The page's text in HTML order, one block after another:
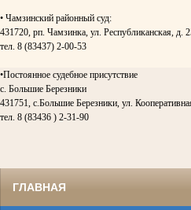
• Чамзинский районный суд:
431720, рп. Чамзинка, ул. Республиканская, д.
тел. 8 (83437) 2-00-53
•Постоянное судебное присутствие
с. Большие Березники
431751, с.Большие Березники, ул.
тел. 8 (83436 ) 2-31-90
ГЛАВНАЯ